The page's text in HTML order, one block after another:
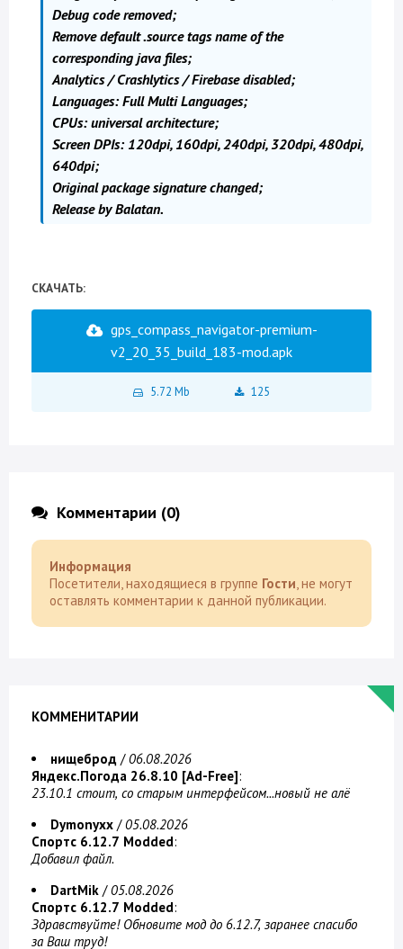
Debug code removed;
Remove default .source tags name of the
corresponding java files;
Analytics / Crashlytics / Firebase disabled;
Languages: Full Multi Languages;
CPUs: universal architecture;
Screen DPIs: 120dpi, 160dpi, 240dpi, 320dpi, 480dpi,
640dpi;
Original package signature changed;
Release by Balatan.
СКАЧАТЬ:
gps_compass_navigator-premium-
v2_20_35_build_183-mod.apk
5.72 Mb 125
Комментарии (0)
Информация
Посетители, находящиеся в группе Гости, не могут
оставлять комментарии к данной публикации.
КОММЕНИТАРИИ
нищеброд /06.08.2026
Яндекс.Погода 26.8.10 [Ad-Free]:
23.10.1 стоит, со старым интерфейсом...новый не алё
Dymonyxx /05.08.2026
Спортс 6.12.7 Modded:
Добавил файл.
DartMik /05.08.2026
Спортс 6.12.7 Modded:
Здравствуйте! Обновите мод до 6.12.7, заранее спасибо
за Ваш труд!